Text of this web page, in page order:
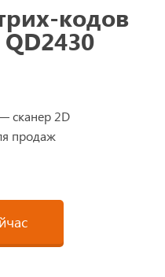
кодов
сканер 2D
продаж